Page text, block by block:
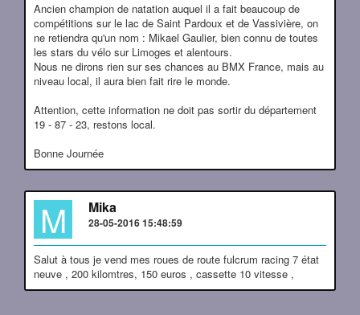
Ancien champion de natation auquel il a fait beaucoup de
compétitions sur le lac de Saint Pardoux et de Vassivière, on
ne retiendra qu'un nom : Mikael Gaulier, bien connu de toutes
les stars du vélo sur Limoges et alentours.
Nous ne dirons rien sur ses chances au BMX France, mais au
niveau local, il aura bien fait rire le monde.
Attention, cette information ne doit pas sortir du département
19 - 87 - 23, restons local.
Bonne Journée
M Mika
28-05-2016 15:48:59
Salut à tous je vend mes roues de route fulcrum racing 7 état
neuve , 200 kilomtres, 150 euros , cassette 10 vitesse ,